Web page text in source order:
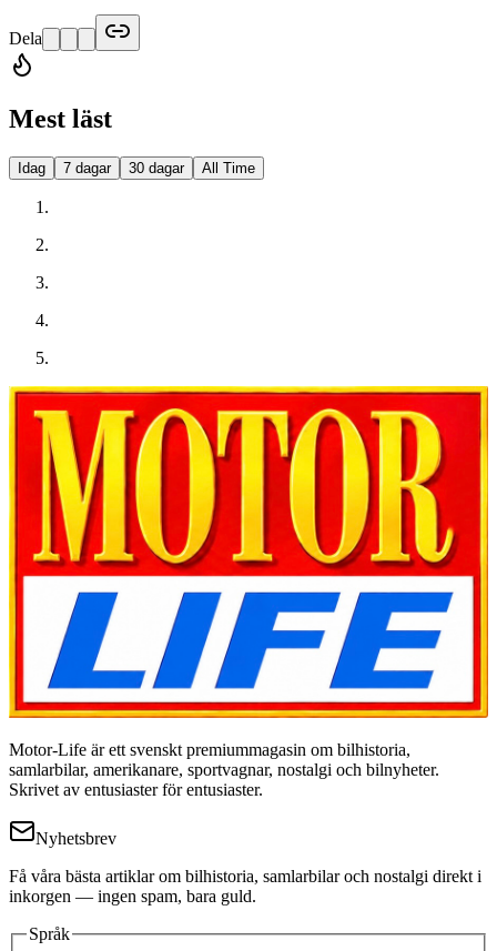
Dela
Mest läst
Idag 7 dagar 30 dagar All Time
Motor-Life är ett svenskt premiummagasin om bilhistoria,
samlarbilar, amerikanare, sportvagnar, nostalgi och bilnyheter.
Skrivet av entusiaster för entusiaster.
Nyhetsbrev
Få våra bästa artiklar om bilhistoria, samlarbilar och nostalgi direkt i
inkorgen — ingen spam, bara guld.
Språk